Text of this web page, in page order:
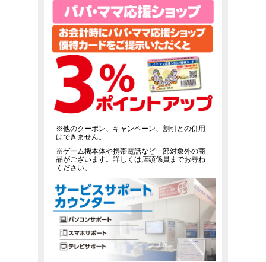
※他のクーポン、キャンペーン、割引との併用
はできません。
※ゲーム機本体や携帯電話など一部対象外の商
品がございます。詳しくは店頭係員までお尋ね
ください。